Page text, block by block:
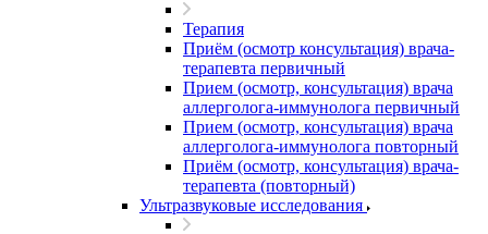
Терапия
Приём (осмотр консультация) врача-
терапевта первичный
Прием (осмотр, консультация) врача
аллерголога-иммунолога первичный
Прием (осмотр, консультация) врача
аллерголога-иммунолога повторный
Приём (осмотр, консультация) врача-
терапевта (повторный)
Ультразвуковые исследования